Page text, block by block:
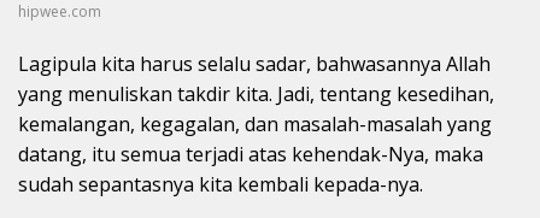
hipwee.com
Lagipula kita harus selalu sadar, bahwasannya Allah
yang menuliskan takdir kita. Jadi, tentang kesedihan,
kemalangan, kegagalan, dan masalah-masalah yang
datang, itu semua terjadi atas kehendak-Nya, maka
sudah sepantasnya kita kembali kepada-nya.